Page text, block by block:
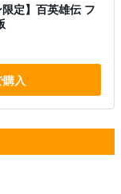
定】百英雄伝 フ
入